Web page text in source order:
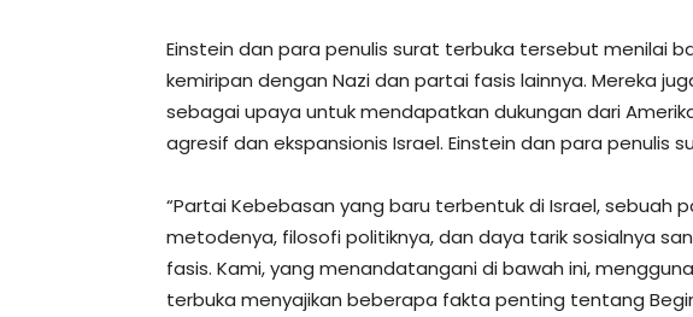
Einstein dan para penulis surat terbuka tersebut menilai
kemiripan dengan Nazi dan partai fasis lainnya. Mereka
sebagai upaya untuk mendapatkan dukungan dari
agresif dan ekspansionis Israel. Einstein dan para penulis
“Partai Kebebasan yang baru terbentuk di Israel, sebuah
metodenya, filosofi politiknya, dan daya tarik sosialnya
fasis. Kami, yang menandatangani di bawah ini,
terbuka menyajikan beberapa fakta penting tentang